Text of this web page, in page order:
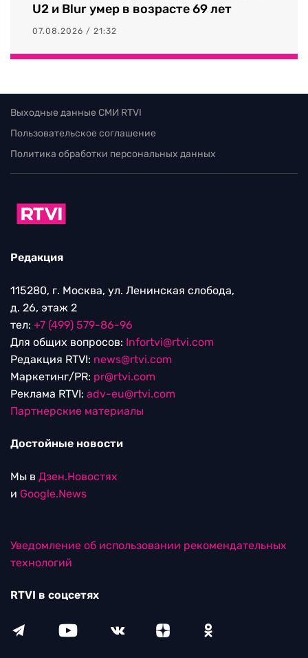
U2 и Blur умер в возрасте 69 лет
07.08.2026 / 21:32
Выходные данные СМИ RTVI
Пользовательское соглашение
Политика обработки персональных данных
Редакция
115280, г. Москва, ул. Ленинская слобода,
д. 26, этаж 2
тел: +7 (499) 579-86-96
Для общих вопросов: Infortvi@rtvi.com
Редакция RTVI: news@rtvi.com
Маркетинг/PR: pr@rtvi.com
Реклама RTVI: adv-eu@rtvi.com
Партнерские материалы
Достойные новости
Мы в Дзен.Новостях
и Google.News
Уведомление об использовании рекомендательных
технологий
RTVI в соцсетях